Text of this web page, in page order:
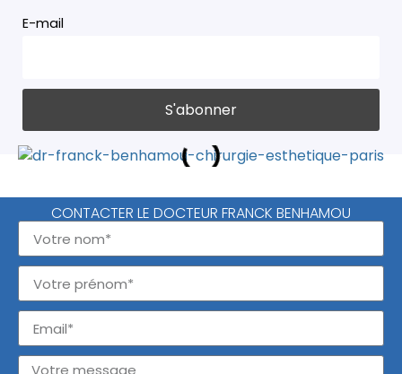
E-mail
CONTACTER LE DOCTEUR FRANCK BENHAMOU